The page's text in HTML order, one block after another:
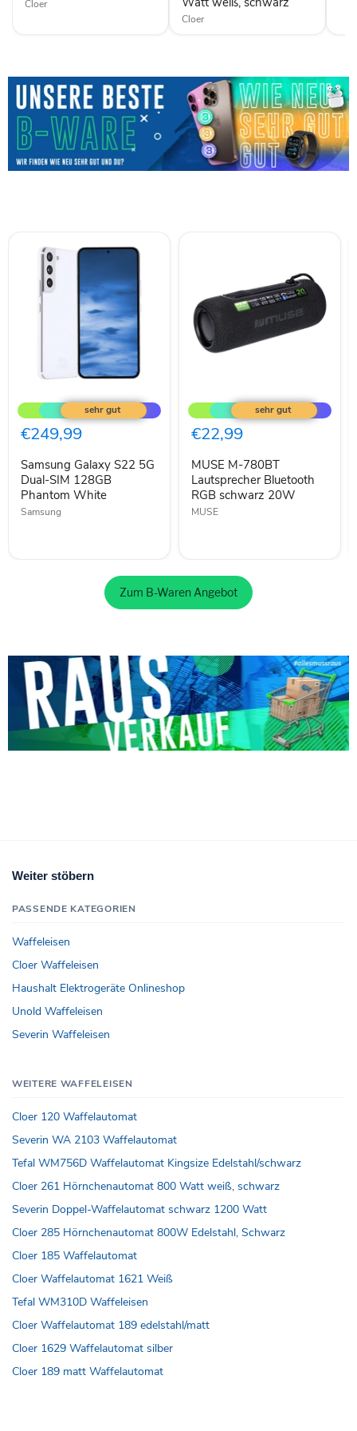
Cloer
Cloer
Galaxy
S22
5G
Dual-
128GB
Phantom
White
€249,99
Samsung Galaxy S22 5G
Dual-SIM 128GB
Phantom White
Samsung
M-
780BT
Lautsprecher
Bluetooth
schwarz
20W
€22,99
MUSE M-780BT
Lautsprecher Bluetooth
RGB schwarz 20W
MUSE
Zum B-Waren Angebot
Weiter stöbern
PASSENDE KATEGORIEN
Waffeleisen
Cloer Waffeleisen
Haushalt Elektrogeräte Onlineshop
Unold Waffeleisen
Severin Waffeleisen
WEITERE WAFFELEISEN
Cloer 120 Waffelautomat
Severin WA 2103 Waffelautomat
Tefal WM756D Waffelautomat Kingsize Edelstahl/schwarz
Cloer 261 Hörnchenautomat 800 Watt weiß, schwarz
Severin Doppel-Waffelautomat schwarz 1200 Watt
Cloer 285 Hörnchenautomat 800W Edelstahl, Schwarz
Cloer 185 Waffelautomat
Cloer Waffelautomat 1621 Weiß
Tefal WM310D Waffeleisen
Cloer Waffelautomat 189 edelstahl/matt
Cloer 1629 Waffelautomat silber
Cloer 189 matt Waffelautomat